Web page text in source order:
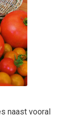
naast vooral